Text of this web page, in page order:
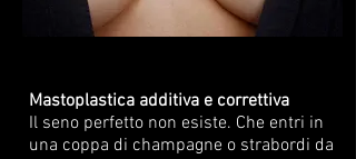
Mastoplastica additiva e correttiva
Il seno perfetto non esiste. Che entri in
una coppa di champagne o strabordi da